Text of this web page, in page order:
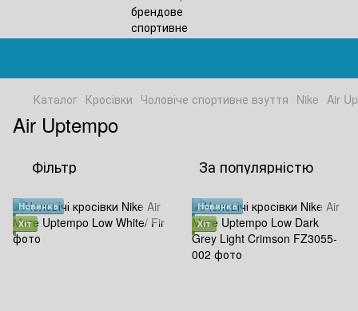
Каталог Кросівки Чоловіче спортивне взуття Nike Air
Air Uptempo
Фільтр За популярністю
Новинка
Хіт
Новинка
Хіт